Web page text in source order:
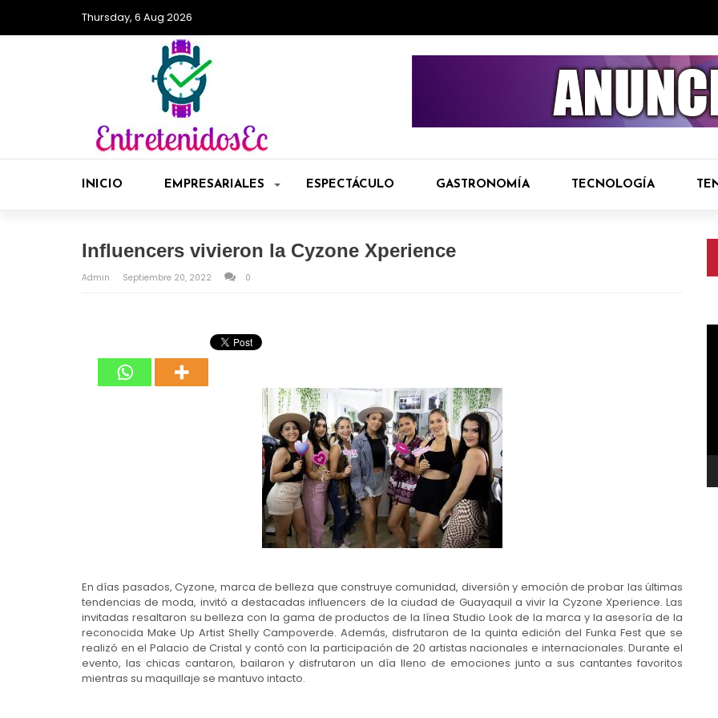
Thursday, 6 Aug 2026
INICIO EMPRESARIALES ESPECTÁCULO GASTRONOMÍA TECNOLOGÍA
Influencers vivieron la Cyzone Xperience
Admin Septiembre 20, 2022 0
En días pasados, Cyzone, marca de belleza que construye comunidad, diversión y emoción de probar las últimas
tendencias de moda, invitó a destacadas influencers de la ciudad de Guayaquil a vivir la Cyzone Xperience. Las
invitadas resaltaron su belleza con la gama de productos de la línea Studio Look de la marca y la asesoría de la
reconocida Make Up Artist Shelly Campoverde. Además, disfrutaron de la quinta edición del Funka Fest que se
realizó en el Palacio de Cristal y contó con la participación de 20 artistas nacionales e internacionales. Durante el
evento, las chicas cantaron, bailaron y disfrutaron un día lleno de emociones junto a sus cantantes favoritos
mientras su maquillaje se mantuvo intacto.